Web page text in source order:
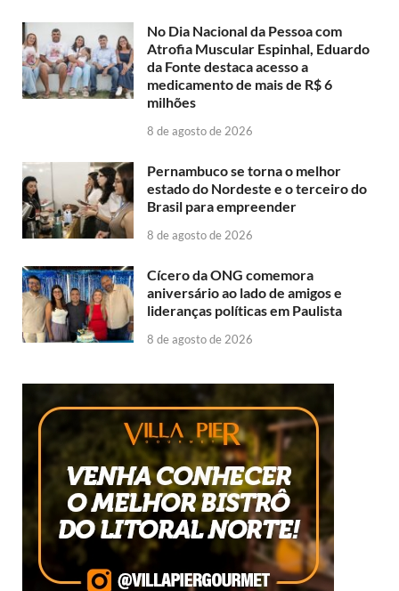
No Dia Nacional da Pessoa com
Atrofia Muscular Espinhal, Eduardo
da Fonte destaca acesso a
medicamento de mais de R$ 6
milhões
8 de agosto de 2026
Pernambuco se torna o melhor
estado do Nordeste e o terceiro do
Brasil para empreender
8 de agosto de 2026
Cícero da ONG comemora
aniversário ao lado de amigos e
lideranças políticas em Paulista
8 de agosto de 2026